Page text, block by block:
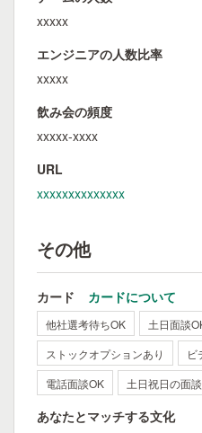
xxxxx
エンジニアの人数比率
xxxxx
飲み会の頻度
xxxxx-xxxx
URL
xxxxxxxxxxxxxx
その他
カード カードについて
他社選考待ちOK 土日面談
ストックオプションあり
ビ
電話面談OK
土日祝日の面
あなたとマッチする文化